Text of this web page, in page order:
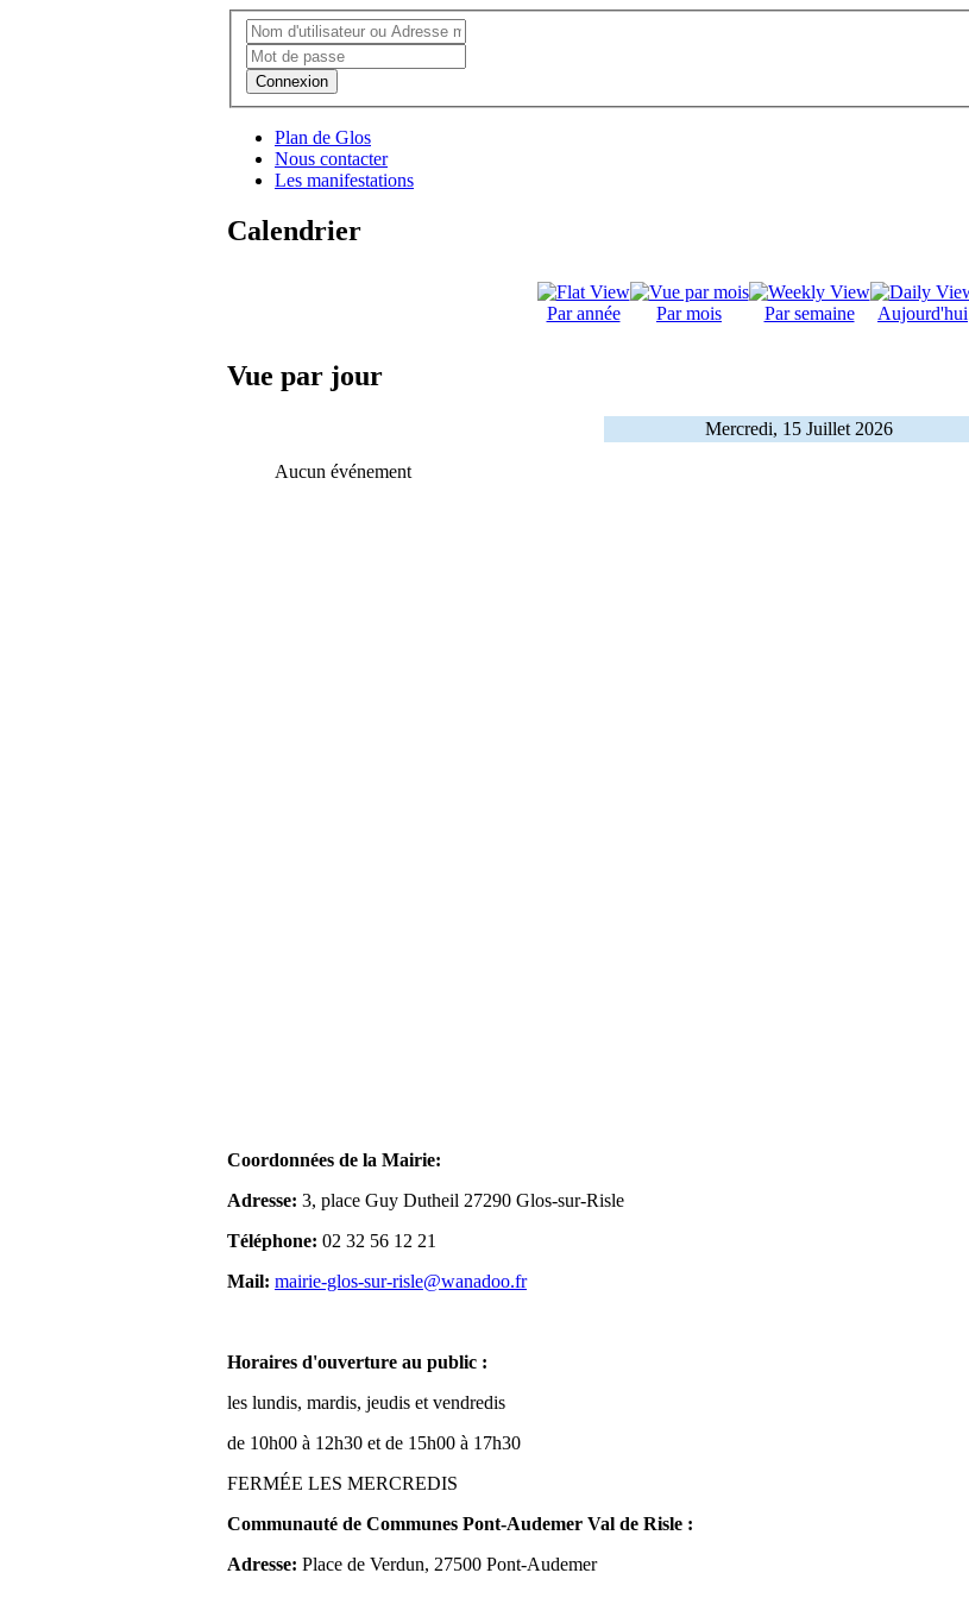
Connexion
Plan de Glos
Nous contacter
Les manifestations
Calendrier
Par année Par mois Par semaine Aujourd'hui
Vue par jour
Mercredi, 15 Juillet 2026
Aucun événement
Coordonnées de la Mairie:
Adresse: 3, place Guy Dutheil 27290 Glos-sur-Risle
Téléphone: 02 32 56 12 21
Mail: mairie-glos-sur-risle@wanadoo.fr
Horaires d'ouverture au public :
les lundis, mardis, jeudis et vendredis
de 10h00 à 12h30 et de 15h00 à 17h30
FERMÉE LES MERCREDIS
Communauté de Communes Pont-Audemer Val de Risle :
Adresse: Place de Verdun, 27500 Pont-Audemer